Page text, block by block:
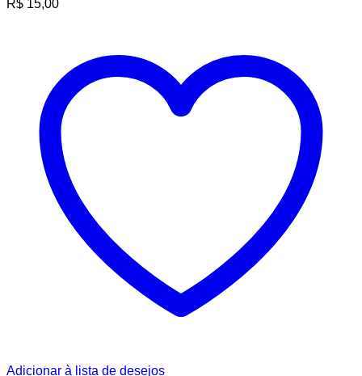
R$ 15,00
Adicionar à lista de desejos